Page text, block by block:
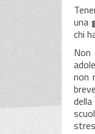
una
chi
non